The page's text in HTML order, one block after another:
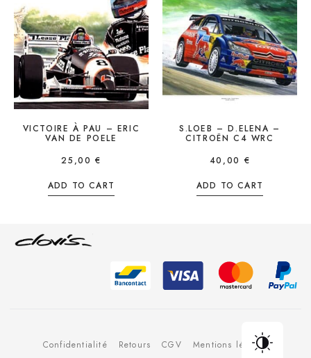
VICTOIRE À PAU – ERIC
VAN DE POELE
25,00 €
ADD TO CART
S.LOEB – D.ELENA –
CITROËN C4 WRC
40,00 €
ADD TO CART
Confidentialité Retours CGV Mentions légales